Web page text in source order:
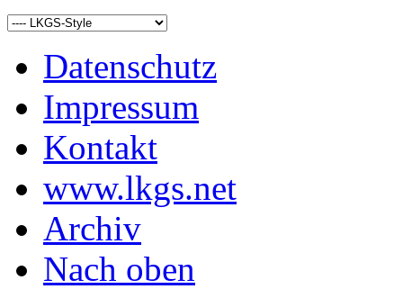
Datenschutz
Impressum
Kontakt
www.lkgs.net
Archiv
Nach oben